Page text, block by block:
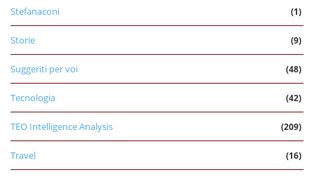
Stefanaconi (1)
Storie (9)
Suggeriti per voi (48)
Tecnologia (42)
TEO Intelligence Analysis (209)
Travel (16)